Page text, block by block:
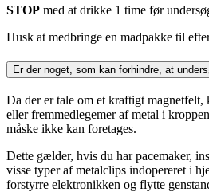
STOP med at drikke 1 time før
Husk at medbringe en madpakke til
Er der noget, som kan forhindre, at
Da der er tale om et kraftigt magnetfelt,
eller fremmedlegemer af metal i
måske ikke kan foretages.
Dette gælder, hvis du har pacemaker,
visse typer af metalclips indopereret i
forstyrre elektronikken og flytte